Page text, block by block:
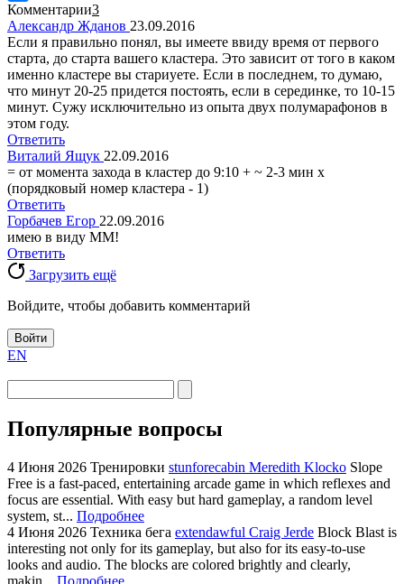
Комментарии3
Александр Жданов 23.09.2016
Если я правильно понял, вы имеете ввиду время от первого
старта, до старта вашего кластера. Это зависит от того в каком
именно кластере вы стариуете. Если в последнем, то думаю,
что минут 20-25 придется постоять, если в серединке, то 10-15
минут. Сужу исключительно из опыта двух полумарафонов в
этом году.
Ответить
Виталий Ящук 22.09.2016
= от момента захода в кластер до 9:10 + ~ 2-3 мин х
(порядковый номер кластера - 1)
Ответить
Горбачев Егор 22.09.2016
имею в виду ММ!
Ответить
Загрузить ещё
Войдите, чтобы добавить комментарий
Войти
EN
Популярные вопросы
4 Июня 2026 Тренировки stunforecabin Meredith Klocko Slope
Free is a fast-paced, entertaining arcade game in which reflexes and
focus are essential. With easy but hard gameplay, a random level
system, st... Подробнее
4 Июня 2026 Техника бега extendawful Craig Jerde Block Blast is
interesting not only for its gameplay, but also for its easy-to-use
looks and audio. The blocks are colored brightly and clearly,
makin...
Подробнее